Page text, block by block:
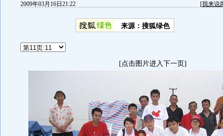
2009年03月16日21:22 [我来说
来源：搜狐绿色
[点击图片进入下一页]